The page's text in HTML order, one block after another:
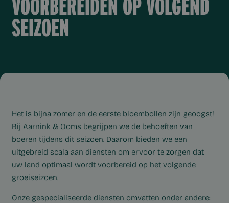
VOORBEREIDEN OP VOLGEND
SEIZOEN
Het is bijna zomer en de eerste bloembollen zijn geoogst!
Bij Aarnink & Ooms begrijpen we de behoeften van
boeren tijdens dit seizoen. Daarom bieden we een
uitgebreid scala aan diensten om ervoor te zorgen dat
uw land optimaal wordt voorbereid op het volgende
groeiseizoen.
Onze gespecialiseerde diensten omvatten onder andere: